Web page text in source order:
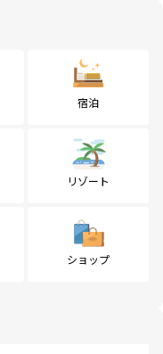
宿泊
リゾート
ショップ